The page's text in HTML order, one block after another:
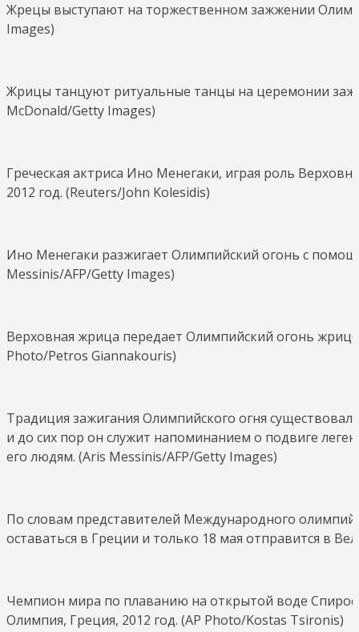
Жрецы выступают на торжественном зажжении
Images)
Жрицы танцуют ритуальные танцы на церемонии
McDonald/Getty Images)
Греческая актриса Ино Менегаки, играя роль
2012 год. (Reuters/John Kolesidis)
Ино Менегаки разжигает Олимпийский огонь с
Messinis/AFP/Getty Images)
Верховная жрица передает Олимпийский огонь
Photo/Petros Giannakouris)
Традиция зажигания Олимпийского огня
и до сих пор он служит напоминанием о подвиге
его людям. (Aris Messinis/AFP/Getty Images)
По словам представителей Международного
оставаться в Греции и только 18 мая отправится в
Чемпион мира по плаванию на открытой воде Спирос
Олимпия, Греция, 2012 год. (AP Photo/Kostas Tsironis)